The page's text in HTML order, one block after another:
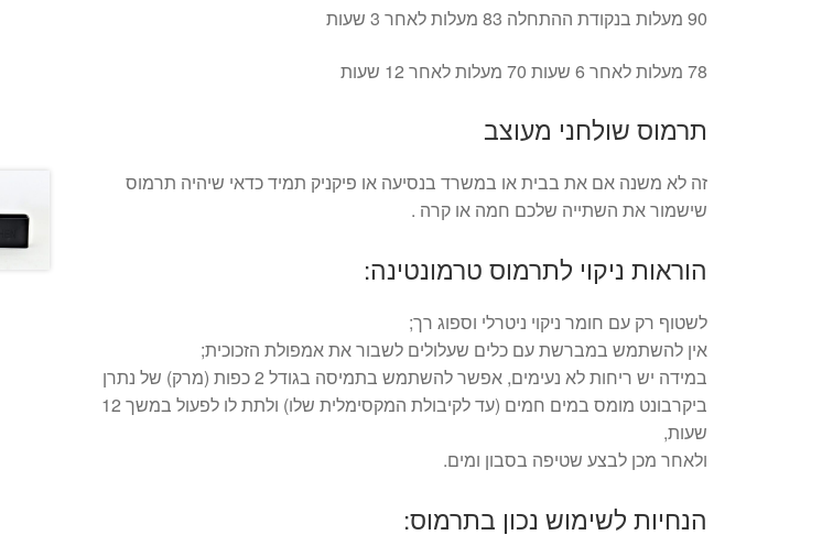
90 מעלות בנקודת ההתחלה 83 מעלות לאחר 3 שעות
78 מעלות לאחר 6 שעות 70 מעלות לאחר 12 שעות
תרמוס שולחני מעוצב
זה לא משנה אם את בבית או במשרד בנסיעה או פיקניק תמיד כדאי שיהיה תרמוס
שישמור את השתייה שלכם חמה או קרה .
הוראות ניקוי לתרמוס טרמונטינה:
לשטוף רק עם חומר ניקוי ניטרלי וספוג רך;
אין להשתמש במברשת עם כלים שעלולים לשבור את אמפולת הזכוכית;
במידה יש ריחות לא נעימים, אפשר להשתמש בתמיסה בגודל 2 כפות (מרק) של נתרן
ביקרבונט מומס במים חמים (עד לקיבולת המקסימלית שלו) ולתת לו לפעול במשך 12
שעות,
ולאחר מכן לבצע שטיפה בסבון ומים.
הנחיות לשימוש נכון בתרמוס: